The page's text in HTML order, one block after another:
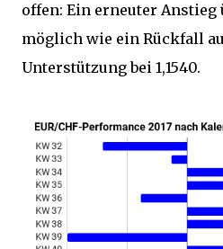
offen: Ein erneuter Anstieg
möglich wie ein Rückfall
Unterstützung bei 1,1540.